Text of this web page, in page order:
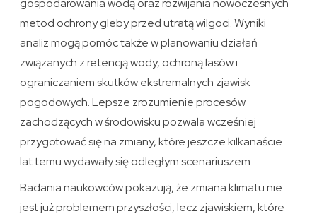
gospodarowania wodą oraz rozwijania nowoczesnych
metod ochrony gleby przed utratą wilgoci. Wyniki
analiz mogą pomóc także w planowaniu działań
związanych z retencją wody, ochroną lasów i
ograniczaniem skutków ekstremalnych zjawisk
pogodowych. Lepsze zrozumienie procesów
zachodzących w środowisku pozwala wcześniej
przygotować się na zmiany, które jeszcze kilkanaście
lat temu wydawały się odległym scenariuszem.
Badania naukowców pokazują, że zmiana klimatu nie
jest już problemem przyszłości, lecz zjawiskiem, które